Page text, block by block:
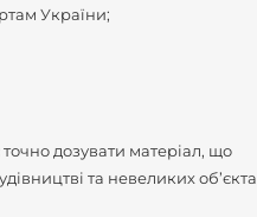
України;
дозувати матеріал, що
та невеликих